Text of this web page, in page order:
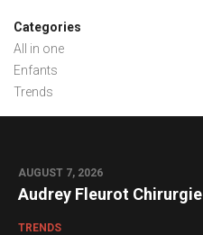
Categories
All in one
Enfants
Trends
AUGUST 7, 2026
Audrey Fleurot Chirurgie
TRENDS